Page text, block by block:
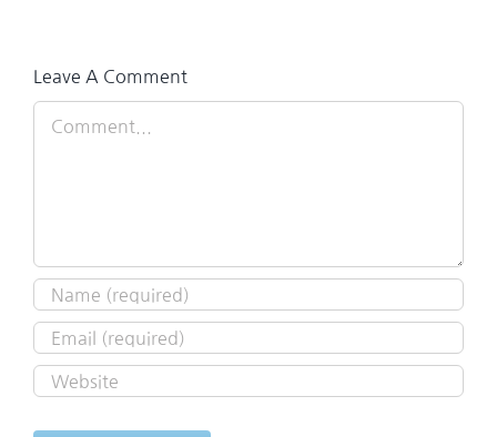
Leave A Comment